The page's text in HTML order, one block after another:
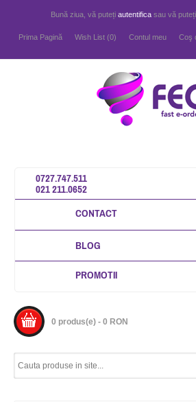
Bună ziua, vă puteți autentifica sau vă
Prima Pagină Wish List (0) Contul meu Coş
0727.747.511
021 211.0652
CONTACT
BLOG
PROMOTII
0 produs(e) - 0 RON